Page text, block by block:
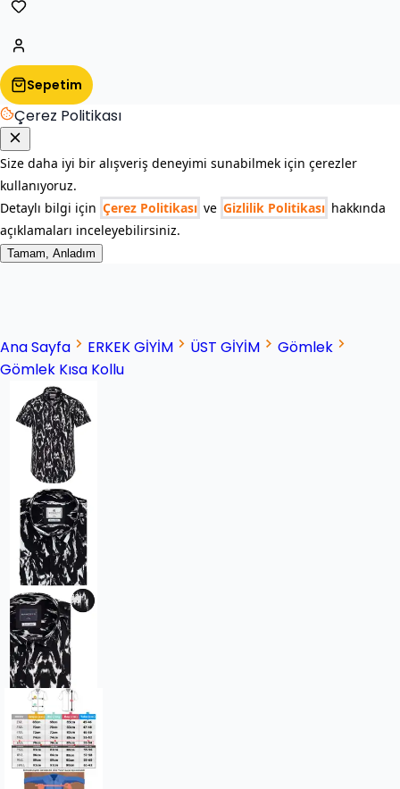
Sepetim
Çerez Politikası
Size daha iyi bir alışveriş deneyimi sunabilmek için çerezler
kullanıyoruz.
Detaylı bilgi için Çerez Politikası ve Gizlilik Politikası hakkında
açıklamaları inceleyebilirsiniz.
Tamam, Anladım
Ana Sayfa ERKEK GİYİM ÜST GİYİM
Gömlek
Gömlek Kısa Kollu